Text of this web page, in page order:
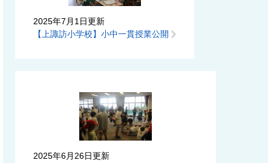
2025年7月1日更新
【上諏訪小学校】小中一貫授業公開
2025年6月26日更新